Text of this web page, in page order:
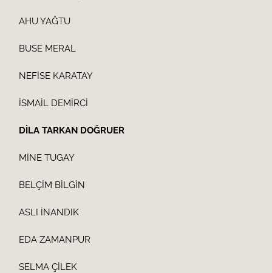
AHU YAĞTU
BUSE MERAL
NEFİSE KARATAY
İSMAİL DEMİRCİ
DİLA TARKAN DOĞRUER
MİNE TUGAY
BELÇİM BİLGİN
ASLI İNANDIK
EDA ZAMANPUR
SELMA ÇİLEK